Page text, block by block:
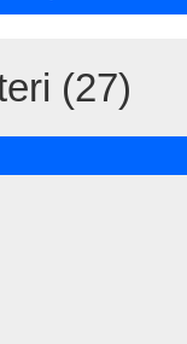
(27)